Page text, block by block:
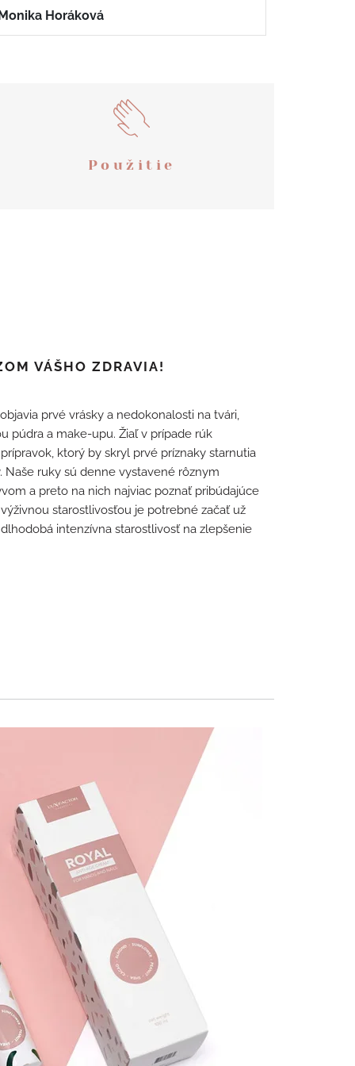
Použitie
VÁŠHO ZDRAVIA!
prvé vrásky a nedokonalosti na tvári,
púdra a make-upu. Žiaľ v prípade rúk
ktorý by skryl prvé príznaky starnutia
ruky sú denne vystavené rôznym
a preto na nich najviac poznať pribúdajúce
starostlivosťou je potrebné začať už
intenzívna starostlivosť na zlepšenie